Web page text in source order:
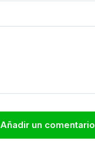
Añadir un comentario